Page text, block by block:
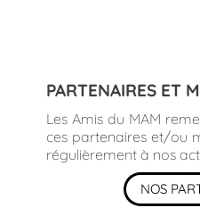
PARTENAIRES ET
Les Amis du MAM
ces partenaires et/ou
régulièrement à nos
NOS